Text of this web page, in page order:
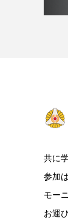
共に
参加
モー
お運